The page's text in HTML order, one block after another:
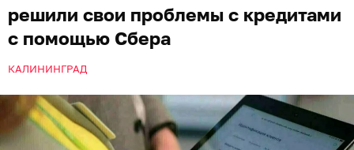
решили свои проблемы с кредитами
с помощью Сбера
КАЛИНИНГРАД